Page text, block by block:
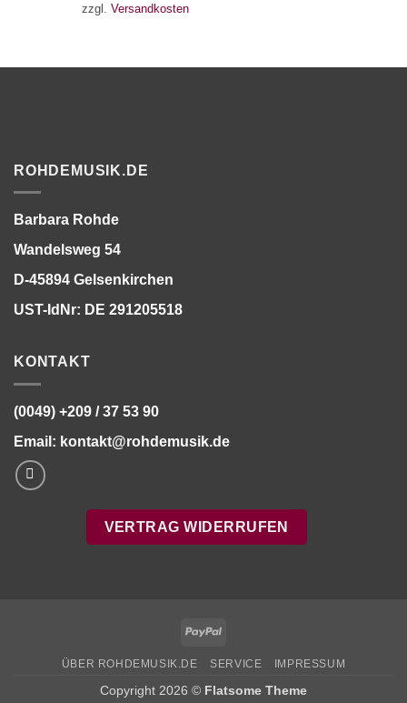
zzgl. Versandkosten
ROHDEMUSIK.DE
Barbara Rohde
Wandelsweg 54
D-45894 Gelsenkirchen
UST-IdNr: DE 291205518
KONTAKT
(0049) +209 / 37 53 90
Email: kontakt@rohdemusik.de
VERTRAG WIDERRUFEN
PayPal
ÜBER ROHDEMUSIK.DE SERVICE IMPRESSUM
Copyright 2026 © Flatsome Theme